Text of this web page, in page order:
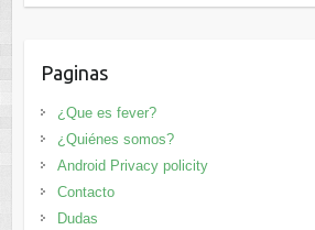
Paginas
¿Que es fever?
¿Quiénes somos?
Android Privacy policity
Contacto
Dudas